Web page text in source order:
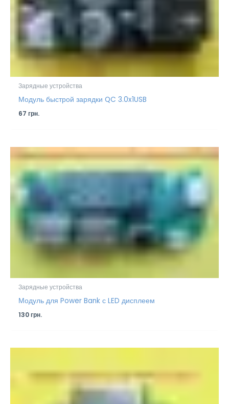
Зарядные устройства
Модуль быстрой зарядки QC 3.0x1USB
67грн.
Зарядные устройства
Модуль для Power Bank с LED дисплеем
130грн.